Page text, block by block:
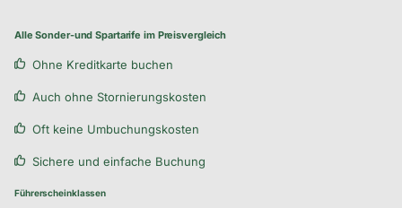
Alle Sonder-und Spartarife im Preisvergleich
Ohne Kreditkarte buchen
Auch ohne Stornierungskosten
Oft keine Umbuchungskosten
Sichere und einfache Buchung
Führerscheinklassen